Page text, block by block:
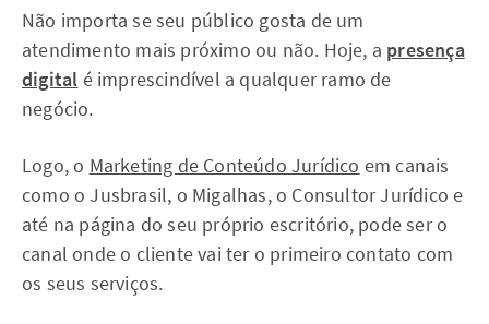
Não importa se seu público gosta de um
atendimento mais próximo ou não. Hoje, a presença
digital é imprescindível a qualquer ramo de
negócio.
Logo, o Marketing de Conteúdo Jurídico em canais
como o Jusbrasil, o Migalhas, o Consultor Jurídico e
até na página do seu próprio escritório, pode ser o
canal onde o cliente vai ter o primeiro contato com
os seus serviços.